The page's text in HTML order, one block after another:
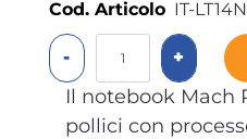
Cod. Articolo IT-
Quantità
Il notebook Mach
pollici con